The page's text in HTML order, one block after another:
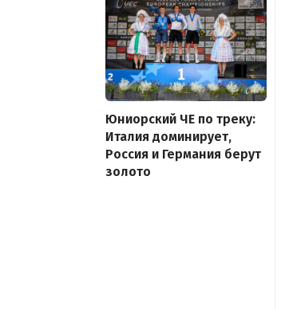
Юниорский ЧЕ по треку:
Италия доминирует,
Россия и Германия берут
золото